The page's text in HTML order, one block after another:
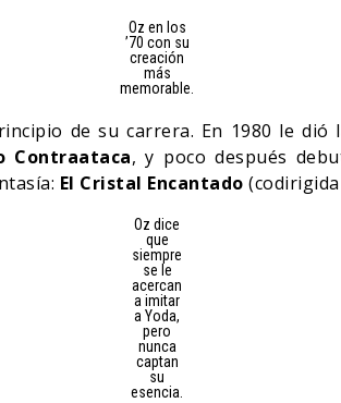
Oz en los
’70 con su
creación
más
memorable.
de su carrera. En 1980 le dió
Contraataca, y poco después
El Cristal Encantado
Oz dice
que
siempre
se le
acercan
a imitar
a Yoda,
pero
nunca
captan
su
esencia.